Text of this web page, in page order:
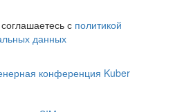
с политикой
данных
конференция Kuber